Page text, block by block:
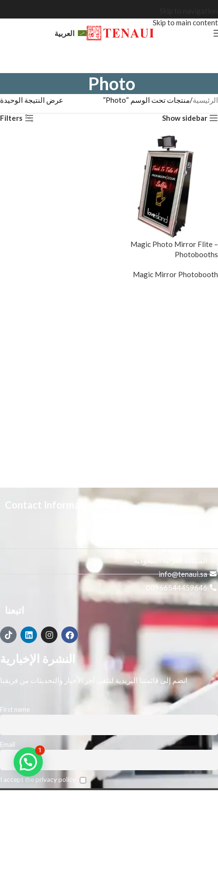
Skip to main content
العربية
Photo
الرئيسية منتجات تحت الوسم “Photo” عرض النتيجة الوحيدة
Show sidebar
Filters
Magic Photo Mirror Flite –
Photobooths
Magic Mirror Photobooth
Contact Information
النور, الرياض 14271,
المملكة العربية السعودية
info@tenaui.sa
00966544459646
اتبعنا
النشرة الإخبارية
انضم إلى قائمتنا البريدية لتلقي آخر الأخبار والتحديثات من فريقنا
First name
Email
1